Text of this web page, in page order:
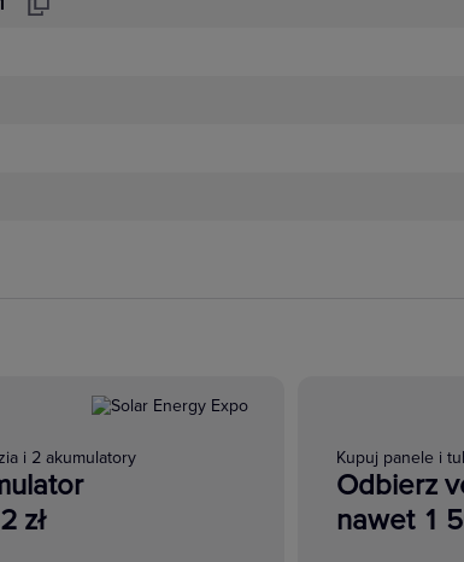
i 2 akumulatory
zł
Kupuj panele i
Odbierz
nawet 1